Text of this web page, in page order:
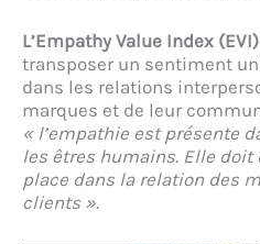
L’Empathy Value Index (EVI)
transposer un sentiment
dans les relations
marques et de leur
« l’empathie est présente
les êtres humains. Elle
place dans la relation des
clients ».